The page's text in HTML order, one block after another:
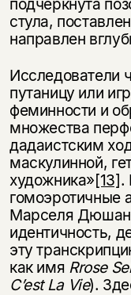
подчеркнута
стула,
направлен
Исследователи
путаницу или
феминности и
множества
дадаистским
маскулинной,
художника»[13].
гомоэротичные
Марселя
идентичность,
эту
как имя Rrose
C’est La Vie).